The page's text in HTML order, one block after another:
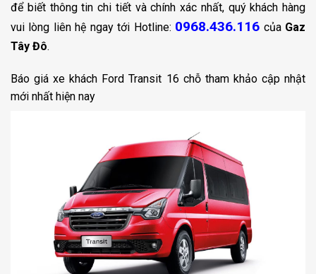
để biết thông tin chi tiết và chính xác nhất, quý khách hàng
vui lòng liên hệ ngay tới Hotline: 0968.436.116 của Gaz
Tây Đô.
Báo giá xe khách Ford Transit 16 chỗ tham khảo cập nhật
mới nhất hiện nay